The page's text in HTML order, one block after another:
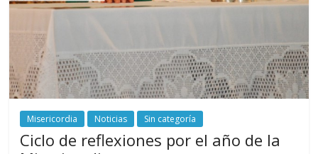
Misericordia Noticias Sin categoría
Ciclo de reflexiones por el año de la